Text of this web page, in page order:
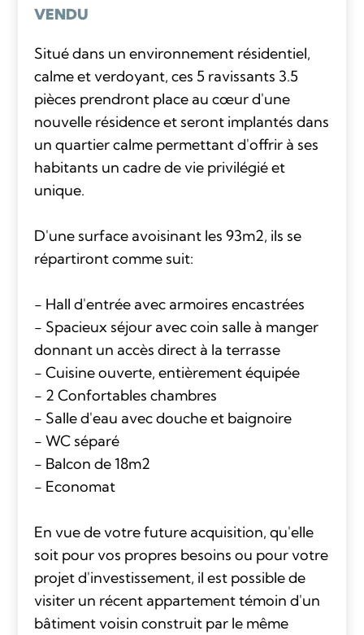
VENDU
Situé dans un environnement résidentiel,
calme et verdoyant, ces 5 ravissants 3.5
pièces prendront place au cœur d'une
nouvelle résidence et seront implantés dans
un quartier calme permettant d'offrir à ses
habitants un cadre de vie privilégié et
unique.
D'une surface avoisinant les 93m2, ils se
répartiront comme suit:
- Hall d'entrée avec armoires encastrées
- Spacieux séjour avec coin salle à manger
donnant un accès direct à la terrasse
- Cuisine ouverte, entièrement équipée
- 2 Confortables chambres
- Salle d'eau avec douche et baignoire
- WC séparé
- Balcon de 18m2
- Economat
En vue de votre future acquisition, qu'elle
soit pour vos propres besoins ou pour votre
projet d'investissement, il est possible de
visiter un récent appartement témoin d'un
bâtiment voisin construit par le même